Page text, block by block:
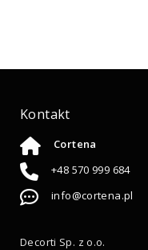
Kontakt
Cortena
+48 570 999 684
info@cortena.pl
Decorti Sp. z o.o.